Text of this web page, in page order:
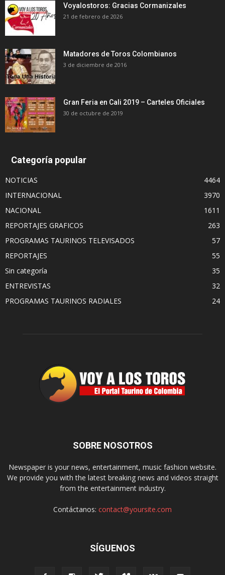
Voyalostoros: Gracias Cormanizales
21 de febrero de 2026
Matadores de Toros Colombianos
3 de diciembre de 2016
Gran Feria en Cali 2019 – Carteles Oficiales
30 de octubre de 2019
Categoría popular
NOTICIAS
4464
INTERNACIONAL
3970
NACIONAL
1611
REPORTAJES GRAFICOS
263
PROGRAMAS TAURINOS TELEVISADOS
57
REPORTAJES
55
Sin categoría
35
ENTREVISTAS
32
PROGRAMAS TAURINOS RADIALES
24
SOBRE NOSOTROS
Newspaper is your news, entertainment, music fashion website.
We provide you with the latest breaking news and videos straight
from the entertainment industry.
Contáctanos: contact@yoursite.com
SÍGUENOS